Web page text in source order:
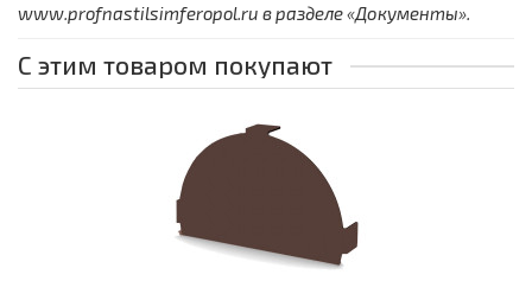
www.profnastilsimferopol.ru в разделе «Документы».
С этим товаром покупают